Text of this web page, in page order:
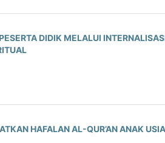
DIDIK MELALUI
HAFALAN AL-QUR’AN ANAK